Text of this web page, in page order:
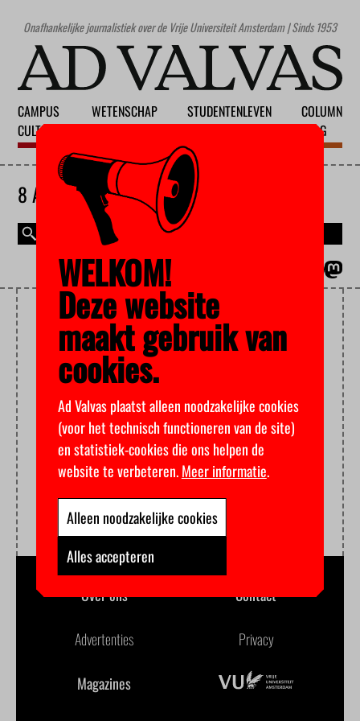
Onafhankelijke journalistiek over de Vrije Universiteit Amsterdam | Sinds 1953
CAMPUS
CULTUUR
WETENSCHAP
STUDENTENLEVEN
COLUMN
BLOG
8 AUGUSTUS 2026
MODELLEN
Over ons Contact
Advertenties Privacy
Magazines
WELKOM!
Deze website
maakt gebruik van
cookies.
Ad Valvas plaatst alleen noodzakelijke cookies
(voor het technisch functioneren van de site)
en statistiek-cookies die ons helpen de
website te verbeteren.Meer informatie.
Alleen noodzakelijke cookies
Alles accepteren